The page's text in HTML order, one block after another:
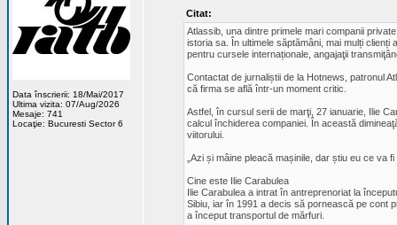
Data înscrierii: 18/Mai/2017
Ultima vizita: 07/Aug/2026
Mesaje: 741
Locaţie: Bucuresti Sector 6
Citat:
Atlassib, una dintre primele mari companii
istoria sa. În ultimele săptămâni, mai mulți
pentru cursele internaționale, angajaţii
Contactat de jurnaliștii de la Hotnews, patronul
că firma se află într-un moment critic.
Astfel, în cursul serii de marţi, 27 ianuarie, Ilie
calcul închiderea companiei. În această
viitorului.
„Azi și mâine pleacă mașinile, dar știu eu ce va
Cine este Ilie Carabulea
Ilie Carabulea a intrat în antreprenoriat la
Sibiu, iar în 1991 a decis să pornească pe cont
a început transportul de mărfuri.